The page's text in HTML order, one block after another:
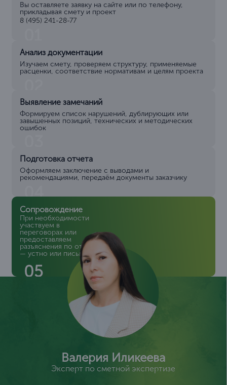
Вы оставляете заявку на сайте или по телефону,
прикладывая смету и проект
8 (495) 241-28-77
Анализ документации
Изучаем смету, проверяем структуру, применяемые
расценки, соответствие нормативам и целям проекта
Выявление замечаний
Формируем список нарушений, дублирующих или
завышенных позиций, технических и методических
ошибок
Подготовка отчета
Оформляем заключение с выводами и
рекомендациями, передаём документы заказчику
04
Сопровождение
При необходимости
участвуем в
переговорах или
предоставляем
разъяснения по отчету
— устно или письменно
05
Валерия Иликеева
Эксперт по сметной экспертизе